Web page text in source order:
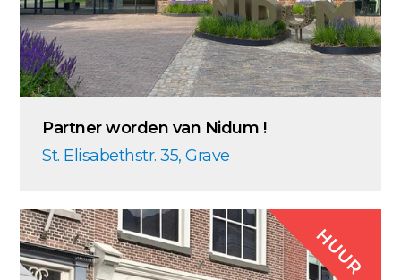
Partner worden van Nidum !
St. Elisabethstr. 35, Grave
HUUR